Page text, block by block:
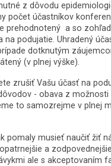
z dôvodu
počet účastníkov
prehodnotený a so
na podujatie. Uhradený
dotknutým
(v plnej výške).
zrušiť Vašu účasť na
- obava z možnosti
to samozrejme v plnej
pomaly musieť naučiť žiť
a
ale s akceptovaním